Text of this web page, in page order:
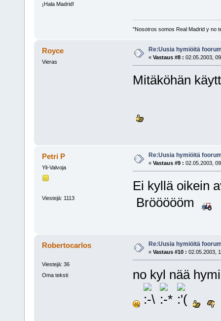
¡Hala Madrid!
"Nosotros somos Real Madrid y no
Royce
Vieras
Re:Uusia hymiöitä
« Vastaus #8 : 02.05.2003,
Mitäköhän
Petri P
Yli-Valvoja
Viestejä: 1113
Re:Uusia hymiöitä
« Vastaus #9 : 02.05.2003,
Ei kyllä oikein
Bröööööm
Robertocarlos
Viestejä: 36
Oma teksti
Re:Uusia hymiöitä
« Vastaus #10 : 02.05.2003,
no kyl nää